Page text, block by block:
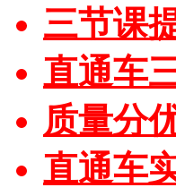
三节课
直通车
质量分
直通车